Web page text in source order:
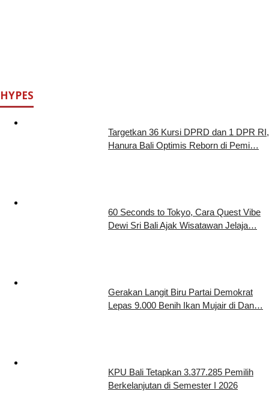
HYPES
Targetkan 36 Kursi DPRD dan 1 DPR RI,
Hanura Bali Optimis Reborn di Pemi…
60 Seconds to Tokyo, Cara Quest Vibe
Dewi Sri Bali Ajak Wisatawan Jelaja…
Gerakan Langit Biru Partai Demokrat
Lepas 9.000 Benih Ikan Mujair di Dan…
KPU Bali Tetapkan 3.377.285 Pemilih
Berkelanjutan di Semester I 2026